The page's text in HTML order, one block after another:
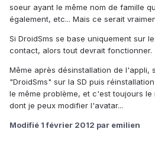
soeur ayant le même nom de famille
également, etc... Mais ce serait
Si DroidSms se base uniquement sur
contact, alors tout devrait fonctionner.
Même après désinstallation de l'appli,
"DroidSms" sur la SD puis
le même problème, et c'est toujours
dont je peux modifier l'avatar...
Modifié 1 février 2012 par emilien